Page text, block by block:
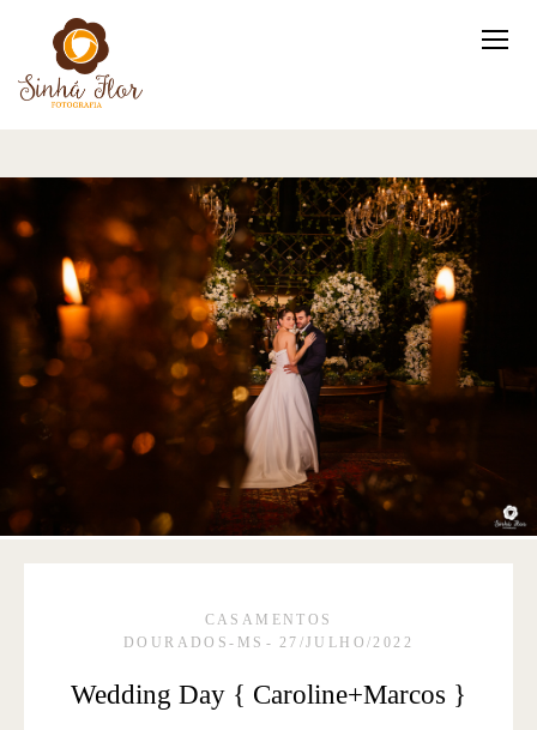
CASAMENTOS
DOURADOS-MS
27/JULHO/2022
Wedding Day { Caroline+Marcos }